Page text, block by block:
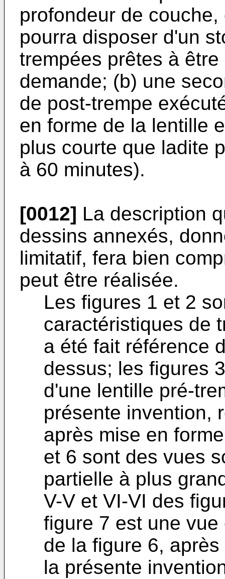
profondeur de
pourra disposer d'un
trempées prêtes à
demande; (b) une
de post-trempe
en forme de la lentille
plus courte que ladite
à 60 minutes).
[0012] La description
dessins annexés,
limitatif, fera bien
peut être réalisée.
Les figures 1 et 2
caractéristiques de
a été fait référence
dessus; les figures
d'une lentille pré-
présente invention,
après mise en
et 6 sont des vues
partielle à plus
V-V et VI-VI des
figure 7 est une
de la figure 6,
la présente